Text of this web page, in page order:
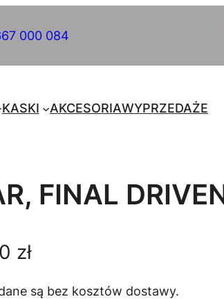
000 084
KASKI AKCESORIAWYPRZEDAŻE
FINAL
zł
są bez kosztów dostawy.